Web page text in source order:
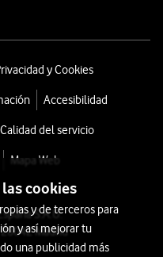
y Cookies
Accesibilidad
Calidad del servicio
Mapa Web
S.A.U.
Madrid
las cookies
y de terceros para
y así mejorar tu
una publicidad más